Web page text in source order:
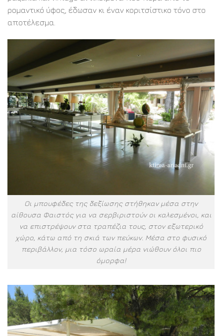
ρομαντικό ύφος, έδωσαν κι έναν κοριτσίστικο τόνο στο
αποτέλεσμα.
Οι μπουφέδες της δεξίωσης στήθηκαν μέσα στην
αίθουσα Φαιστός για να σερβιριστούν οι καλεσμένοι, και
να επιστρέψουν στα τραπέζια τους, στον εξωτερικό
χώρο, κάτω από τη σκιά των πεύκων. Μέσα στο φυσικό
περιβάλλον, μια τόσο ωραία μέρα νιώθουν όλοι πιο
όμορφα!